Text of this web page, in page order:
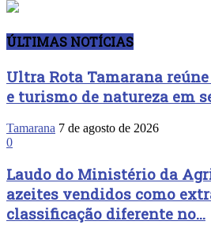
ÚLTIMAS NOTÍCIAS
Ultra Rota Tamarana
e turismo de natureza em
Tamarana 7 de agosto de 2026
0
Laudo do Ministério da
azeites vendidos como
classificação diferente no...